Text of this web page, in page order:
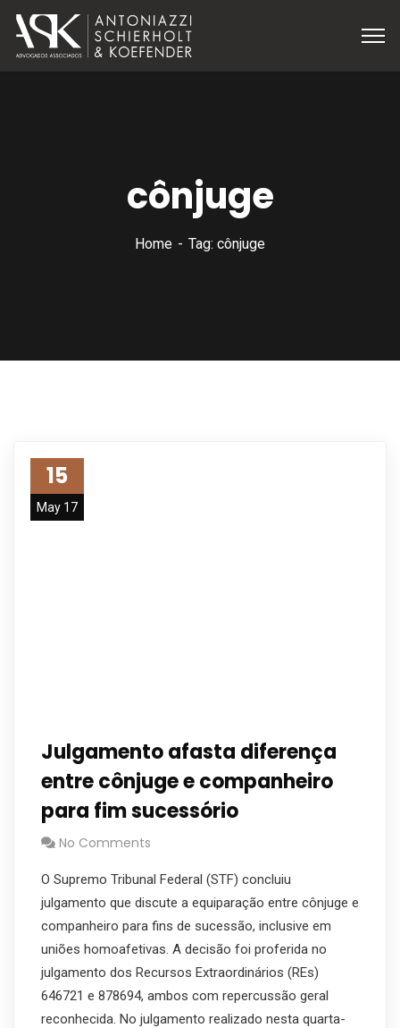
cônjuge
Home Tag: cônjuge
15
May 17
Julgamento afasta diferença
entre cônjuge e companheiro
para fim sucessório
No Comments
O Supremo Tribunal Federal (STF) concluiu
julgamento que discute a equiparação entre cônjuge e
companheiro para fins de sucessão, inclusive em
uniões homoafetivas. A decisão foi proferida no
julgamento dos Recursos Extraordinários (REs)
646721 e 878694, ambos com repercussão geral
reconhecida. No julgamento realizado nesta quarta-